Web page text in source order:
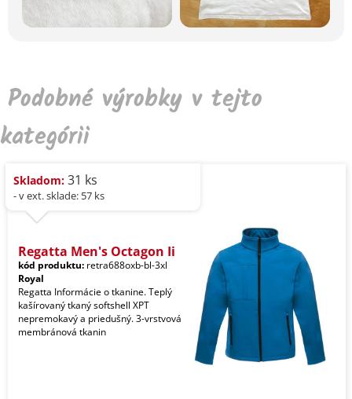
Podobné výrobky v tejto
kategórii
Skladom: 31 ks
- v ext. sklade: 57 ks
Regatta Men's Octagon Ii
kód produktu: retra688oxb-bl-3xl
Royal
Regatta Informácie o tkanine. Teplý
kašírovaný tkaný softshell XPT
nepremokavý a priedušný. 3-vrstvová
membránová tkanin